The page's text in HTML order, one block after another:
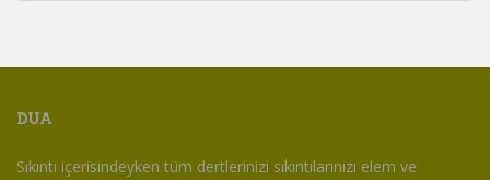
DUA
Sıkıntı içerisindeyken tüm dertlerinizi sıkıntılarınızı elem ve